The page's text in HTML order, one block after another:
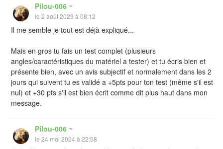
Pilou-006
le 2 août 2023 à 08:12
Il me semble je tout est déjà expliqué...
Mais en gros tu fais un test complet (plusieurs
angles/caractéristiques du matériel a tester) et tu écris bien et
présente bien, avec un avis subjectif et normalement dans les 2
jours qui suivent tu es validé a +5pts pour ton test (même s'il est
nul) et +30 pts s'il est bien écrit comme dit plus haut dans mon
message.
Pilou-006
le 24 mai 2024 à 22:58